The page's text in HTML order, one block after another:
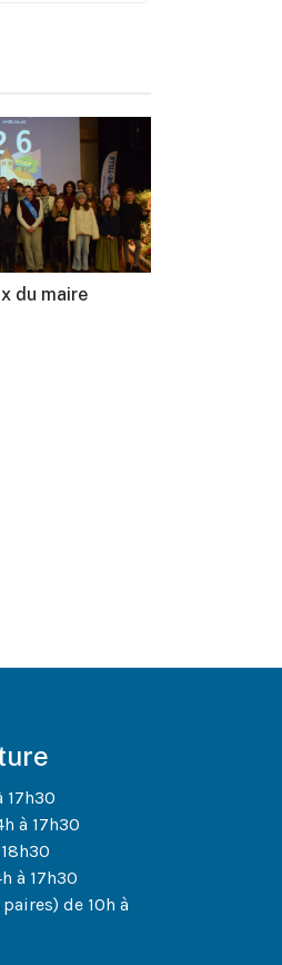
du maire
17h30
à 17h30
à 17h30
de 10h à